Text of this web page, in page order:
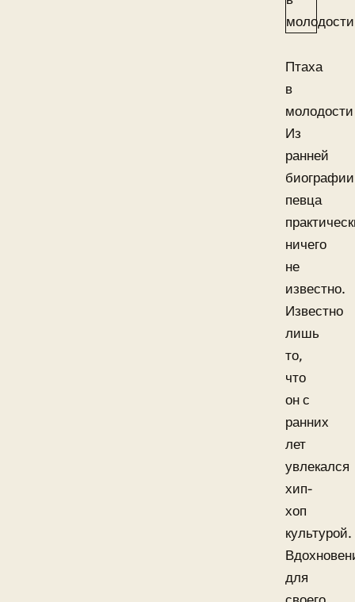
Птаха
в
молодости
Из
ранней
биографии
певца
ничего
не
известно.
Известно
лишь
то,
что
он с
ранних
лет
увлекался
хип-
хоп
культурой.
для